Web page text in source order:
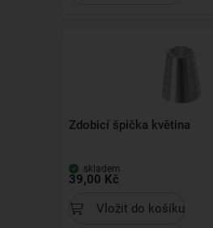
Zdobicí špička květina
skladem
39,00 Kč
Vložit do košíku